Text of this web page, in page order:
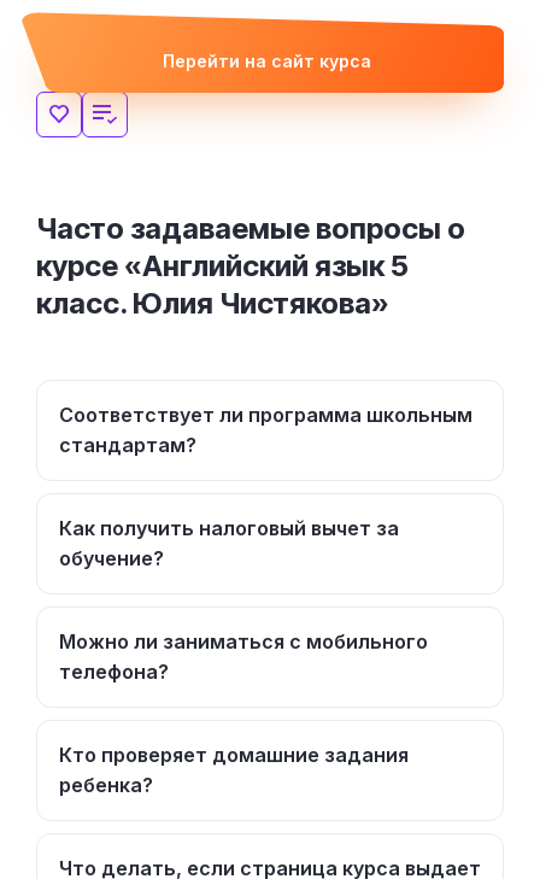
Перейти на сайт курса
Часто задаваемые вопросы о
курсе «Английский язык 5
класс. Юлия Чистякова»
Соответствует ли программа школьным
стандартам?
Как получить налоговый вычет за
обучение?
Можно ли заниматься с мобильного
телефона?
Кто проверяет домашние задания
ребенка?
Что делать, если страница курса выдает